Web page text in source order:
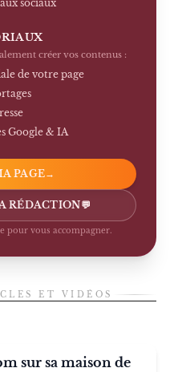
sociaux
créer vos contenus :
de votre page
Google & IA
PAGE→
RÉDACTION💬
pour vous accompagner.
ET VIDÉOS
sur sa maison de